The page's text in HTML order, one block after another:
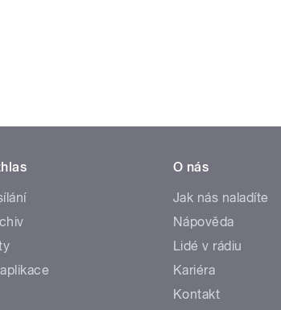
O nás
Jak nás naladíte
Nápověda
Lidé v rádiu
Kariéra
Kontakt